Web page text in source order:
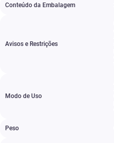
Conteúdo da Embalagem
Avisos e Restrições
Modo de Uso
Peso